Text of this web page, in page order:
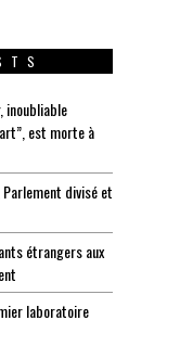
inoubliable
est morte à
divisé et
étrangers aux
laboratoire